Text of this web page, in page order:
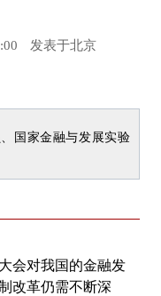
发表于北京
国家金融与发展实验
会对我国的金融发
改革仍需不断深